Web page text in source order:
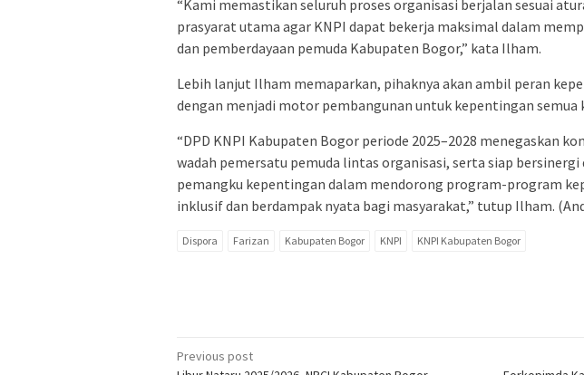
“Kami memastikan seluruh proses organisasi berjalan sesuai
prasyarat utama agar KNPI dapat bekerja maksimal dalam
dan pemberdayaan pemuda Kabupaten Bogor,” kata Ilham.
Lebih lanjut Ilham memaparkan, pihaknya akan ambil peran
dengan menjadi motor pembangunan untuk kepentingan semua
“DPD KNPI Kabupaten Bogor periode 2025–2028 menegaskan
wadah pemersatu pemuda lintas organisasi, serta siap bersinergi
pemangku kepentingan dalam mendorong program-program
inklusif dan berdampak nyata bagi masyarakat,” tutup Ilham.
Dispora Farizan Kabupaten Bogor KNPI KNPI Kabupaten Bogor
Post
Previous post